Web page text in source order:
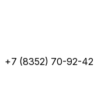
+7 (8352) 70-92-42